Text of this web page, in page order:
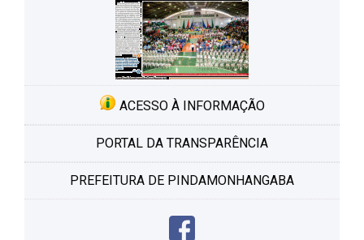
ACESSO À INFORMAÇÃO
PORTAL DA TRANSPARÊNCIA
PREFEITURA DE PINDAMONHANGABA